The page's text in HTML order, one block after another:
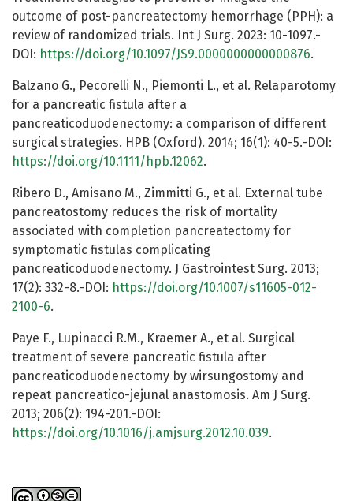
outcome of post-pancreatectomy hemorrhage (PPH): a
review of randomized trials. Int J Surg. 2023: 10-1097.-
DOI: https://doi.org/10.1097/JS9.0000000000000876.
Balzano G., Pecorelli N., Piemonti L., et al. Relaparotomy
for a pancreatic fistula after a
pancreaticoduodenectomy: a comparison of different
surgical strategies. HPB (Oxford). 2014; 16(1): 40-5.-DOI:
https://doi.org/10.1111/hpb.12062.
Ribero D., Amisano M., Zimmitti G., et al. External tube
pancreatostomy reduces the risk of mortality
associated with completion pancreatectomy for
symptomatic fistulas complicating
pancreaticoduodenectomy. J Gastrointest Surg. 2013;
17(2): 332-8.-DOI: https://doi.org/10.1007/s11605-012-
2100-6.
Paye F., Lupinacci R.M., Kraemer A., et al. Surgical
treatment of severe pancreatic fistula after
pancreaticoduodenectomy by wirsungostomy and
repeat pancreatico-jejunal anastomosis. Am J Surg.
2013; 206(2): 194-201.-DOI:
https://doi.org/10.1016/j.amjsurg.2012.10.039.